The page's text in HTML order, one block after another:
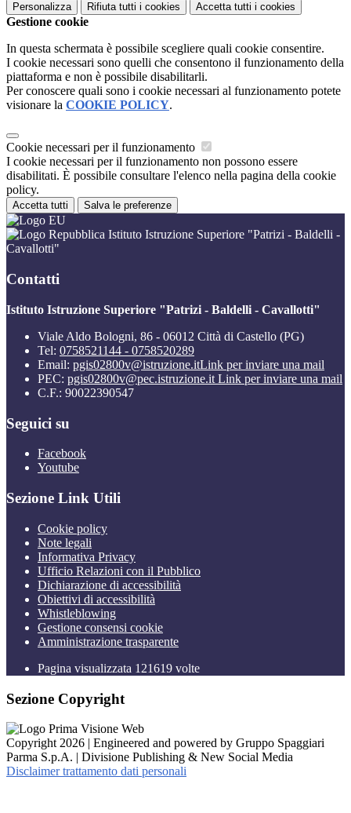
Personalizza Rifiuta tutti i cookies Accetta tutti i cookies
Gestione cookie
In questa schermata è possibile scegliere quali cookie consentire.
I cookie necessari sono quelli che consentono il funzionamento della
piattaforma e non è possibile disabilitarli.
Per conoscere quali sono i cookie necessari al funzionamento potete
visionare la COOKIE POLICY.
Cookie necessari per il funzionamento
I cookie necessari per il funzionamento non possono essere
disabilitati. È possibile consultare l'elenco nella pagina della cookie
policy.
Accetta tutti Salva le preferenze
Istituto Istruzione Superiore "Patrizi - Baldelli -
Cavallotti"
Contatti
Istituto Istruzione Superiore "Patrizi - Baldelli - Cavallotti"
Viale Aldo Bologni, 86 - 06012 Città di Castello (PG)
Tel: 0758521144 - 0758520289
Email: pgis02800v@istruzione.itLink per inviare una mail
PEC: pgis02800v@pec.istruzione.it Link per inviare una mail
C.F.: 90022390547
Seguici su
Facebook
Youtube
Sezione Link Utili
Cookie policy
Note legali
Informativa Privacy
Ufficio Relazioni con il Pubblico
Dichiarazione di accessibilità
Obiettivi di accessibilità
Whistleblowing
Gestione consensi cookie
Amministrazione trasparente
Pagina visualizzata 121619 volte
Sezione Copyright
Copyright 2026 | Engineered and powered by Gruppo Spaggiari
Parma S.p.A. | Divisione Publishing & New Social Media
Disclaimer trattamento dati personali